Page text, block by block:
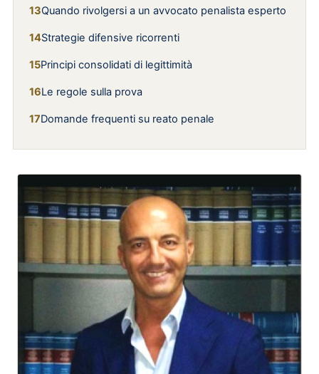
Quando rivolgersi a un avvocato penalista esperto
Strategie difensive ricorrenti
Principi consolidati di legittimità
Le regole sulla prova
Domande frequenti su reato penale